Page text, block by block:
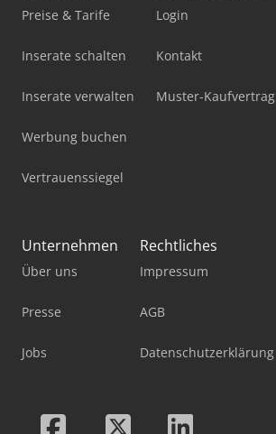
Preise & Tarife
Inserate schalten
Inserate verwalten
Werbung buchen
Vertrauenssiegel
Login
Kontakt
Muster-Kaufvertrag
Unternehmen
Über uns
Presse
Jobs
Rechtliches
Impressum
AGB
Datenschutzerklärung